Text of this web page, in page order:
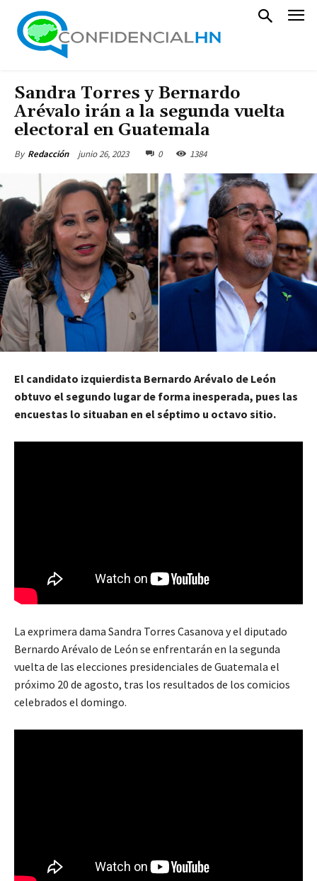
Sandra Torres y Bernardo
Arévalo irán a la segunda vuelta
electoral en Guatemala
By Redacción junio 26, 2023 0 1384
El candidato izquierdista Bernardo Arévalo de León
obtuvo el segundo lugar de forma inesperada, pues las
encuestas lo situaban en el séptimo u octavo sitio.
La exprimera dama Sandra Torres Casanova y el diputado
Bernardo Arévalo de León se enfrentarán en la segunda
vuelta de las elecciones presidenciales de Guatemala el
próximo 20 de agosto, tras los resultados de los comicios
celebrados el domingo.